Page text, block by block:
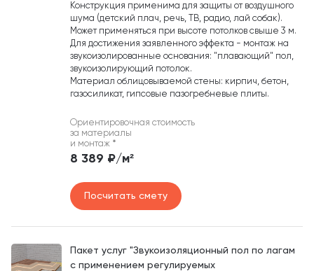
Конструкция применима для защиты от воздушного
шума (детский плач, речь, ТВ, радио, лай собак).
Может применяться при высоте потолков свыше 3 м.
Для достижения заявленного эффекта - монтаж на
звукоизолированные основания: "плавающий" пол,
звукоизолирующий потолок.
Материал облицовываемой стены: кирпич, бетон,
газосиликат, гипсовые пазогребневые плиты.
Ориентировочная стоимость
за материалы
и монтаж *
8 389 ₽/м²
Посчитать смету
Пакет услуг "Звукоизоляционный пол по лагам
с применением регулируемых